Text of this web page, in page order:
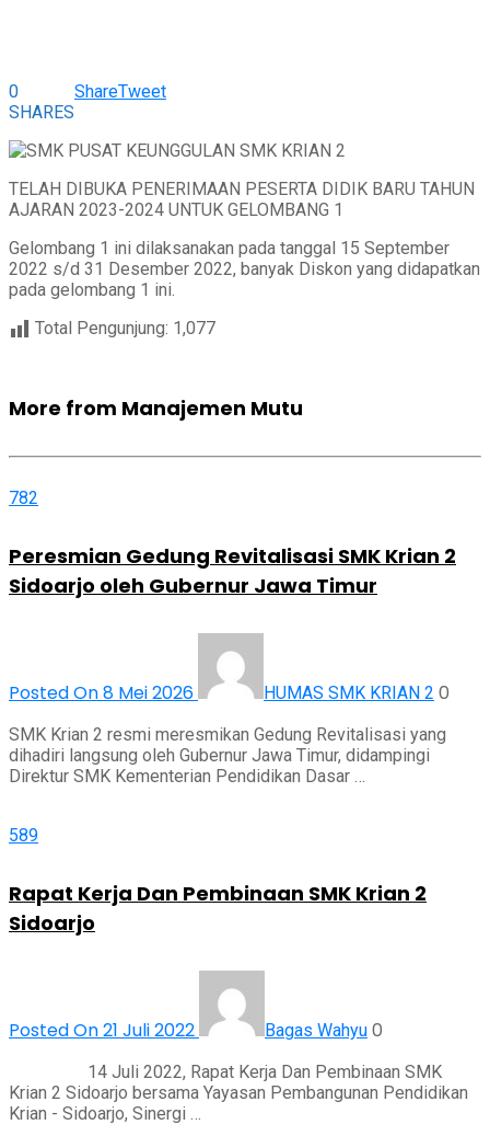
0
SHARES
ShareTweet
TELAH DIBUKA PENERIMAAN PESERTA DIDIK BARU TAHUN
AJARAN 2023-2024 UNTUK GELOMBANG 1
Gelombang 1 ini dilaksanakan pada tanggal 15 September
2022 s/d 31 Desember 2022, banyak Diskon yang didapatkan
pada gelombang 1 ini.
Total Pengunjung: 1,077
More from Manajemen Mutu
782
Peresmian Gedung Revitalisasi SMK Krian 2
Sidoarjo oleh Gubernur Jawa Timur
Posted On 8 Mei 2026 HUMAS SMK KRIAN 2 0
SMK Krian 2 resmi meresmikan Gedung Revitalisasi yang
dihadiri langsung oleh Gubernur Jawa Timur, didampingi
Direktur SMK Kementerian Pendidikan Dasar …
589
Rapat Kerja Dan Pembinaan SMK Krian 2
Sidoarjo
Posted On 21 Juli 2022 Bagas Wahyu 0
14 Juli 2022, Rapat Kerja Dan Pembinaan SMK
Krian 2 Sidoarjo bersama Yayasan Pembangunan Pendidikan
Krian - Sidoarjo, Sinergi …